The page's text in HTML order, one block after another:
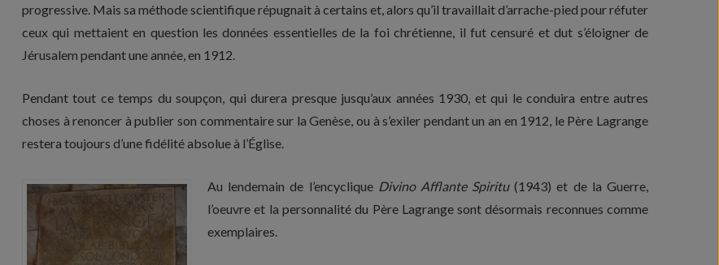
progressive. Mais sa méthode scientifique répugnait à certains et, alors qu’il travaillait d’arrache-pied pour réfuter
ceux qui mettaient en question les données essentielles de la foi chrétienne, il fut censuré et dut s’éloigner de
Jérusalem pendant une année, en 1912.
Pendant tout ce temps du soupçon, qui durera presque jusqu’aux années 1930, et qui le conduira entre autres
choses à renoncer à publier son commentaire sur la Genèse, ou à s’exiler pendant un an en 1912, le Père Lagrange
restera toujours d’une fidélité absolue à l’Église.
Au lendemain de l’encyclique Divino Afflante Spiritu(1943) et de la Guerre,
l’oeuvre et la personnalité du Père Lagrange sont désormais reconnues comme
exemplaires.